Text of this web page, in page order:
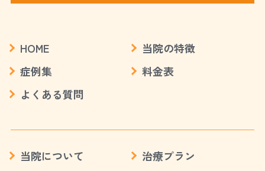
HOME
当院の特徴
症例集
料金表
よくある質問
当院について 治療プラン